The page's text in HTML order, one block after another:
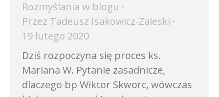
Rozmyślania w blogu
Przez Tadeusz Isakowicz-Zaleski
19 lutego 2020
Dziś rozpoczyna się proces ks.
Mariana W. Pytanie zasadnicze,
dlaczego bp Wiktor Skworc, wówczas